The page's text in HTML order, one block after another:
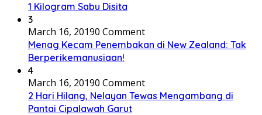
1 Kilogram Sabu Disita
3
March 16, 20190 Comment
Menag Kecam Penembakan di New Zealand: Tak
Berperikemanusiaan!
4
March 16, 20190 Comment
2 Hari Hilang, Nelayan Tewas Mengambang di
Pantai Cipalawah Garut